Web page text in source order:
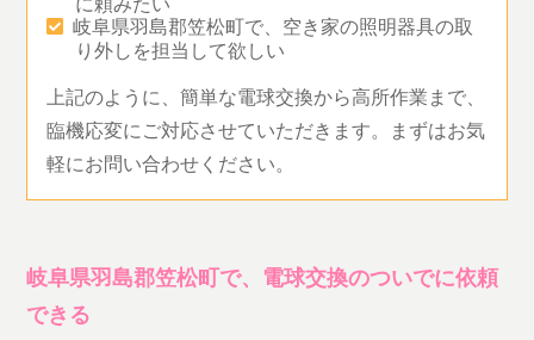
岐阜県羽島郡笠松町で、空き家の照明器具の取
り外しを担当して欲しい
上記のように、簡単な電球交換から高所作業まで、
臨機応変にご対応させていただきます。まずはお気
軽にお問い合わせください。
岐阜県羽島郡笠松町で、電球交換のついでに依頼
できる